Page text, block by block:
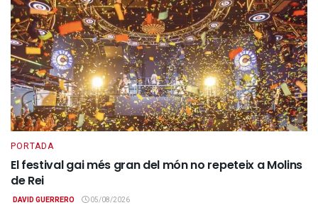
PORTADA
El festival gai més gran del món no repeteix a Molins
de Rei
DAVID GUERRERO 05/08/2026